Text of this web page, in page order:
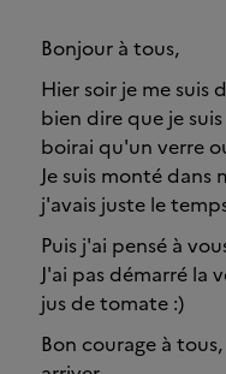
Bonjour à tous,
Hier soir je me suis
bien dire que je
boirai qu'un verre
Je suis monté
j'avais juste le
Puis j'ai pensé à
J'ai pas démarré la
jus de tomate :)
Bon courage à